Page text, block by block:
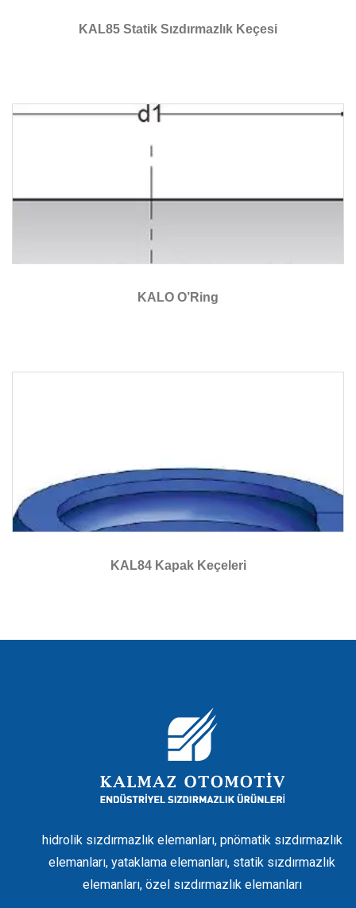
KAL85 Statik Sızdırmazlık Keçesi
KALO O’Ring
KAL84 Kapak Keçeleri
hidrolik sızdırmazlık elemanları, pnömatik sızdırmazlık
elemanları, yataklama elemanları, statik sızdırmazlık
elemanları, özel sızdırmazlık elemanları